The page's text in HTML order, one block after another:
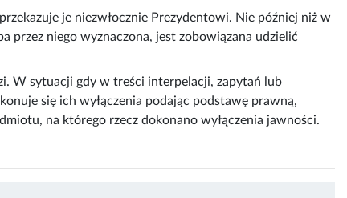
je niezwłocznie Prezydentowi. Nie później niż w
przez niego wyznaczona, jest zobowiązana udzielić
W sytuacji gdy w treści interpelacji, zapytań lub
się ich wyłączenia podając podstawę prawną,
na którego rzecz dokonano wyłączenia jawności.